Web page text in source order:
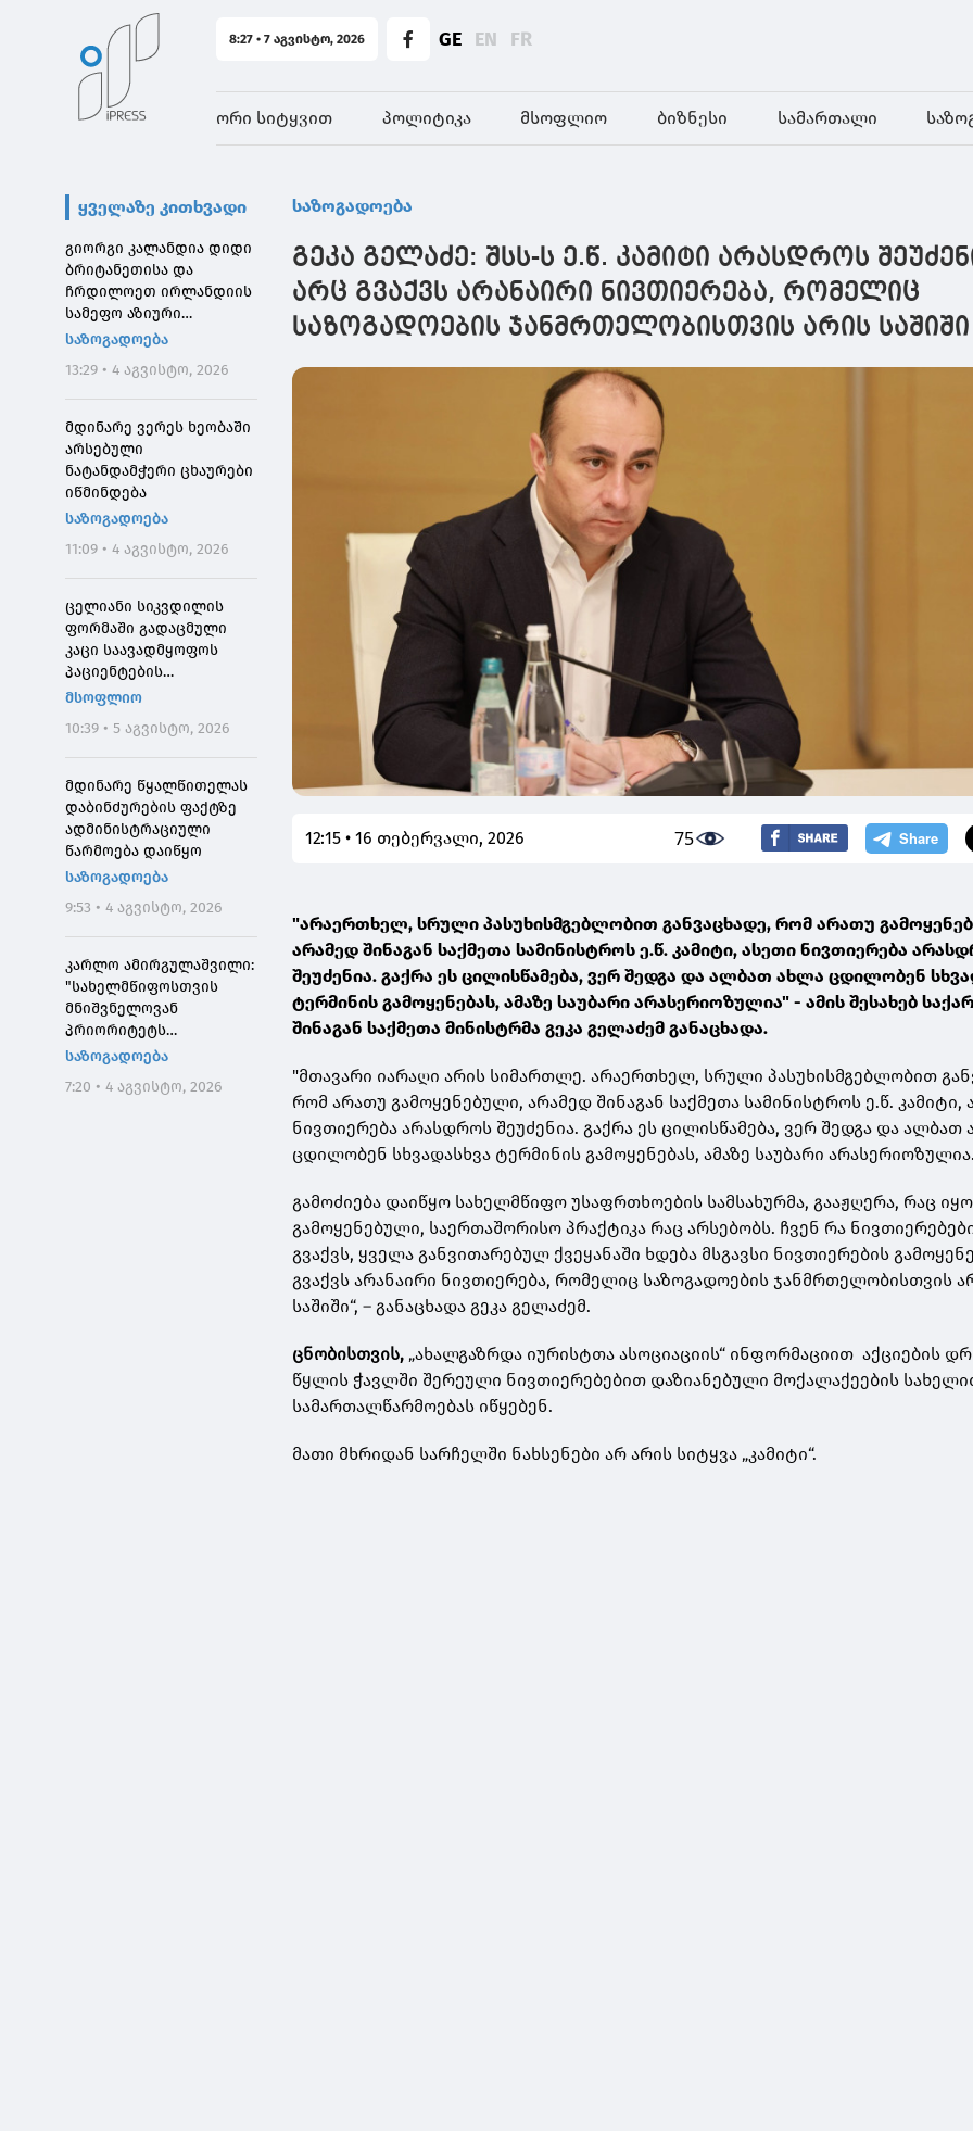
8:27 • 7 აგვისტო, 2026 GE EN FR
ორი სიტყვით პოლიტიკა მსოფლიო ბიზნესი სამართალი
ყველაზე კითხვადი
გიორგი კალანდია დიდი
ბრიტანეთისა და
ჩრდილოეთ ირლანდიის
სამეფო აზიური
საზოგადოების
საზოგადოება
13:29 • 4 აგვისტო, 2026
მდინარე ვერეს ხეობაში
არსებული
ნატანდამჭერი ცხაურები
იწმინდება
საზოგადოება
11:09 • 4 აგვისტო, 2026
ცელიანი სიკვდილის
ფორმაში გადაცმული
კაცი საავადმყოფოს
პაციენტების
შეშინებისთვის
მსოფლიო
10:39 • 5 აგვისტო, 2026
მდინარე წყალწითელას
დაბინძურების ფაქტზე
ადმინისტრაციული
წარმოება დაიწყო
საზოგადოება
9:53 • 4 აგვისტო, 2026
კარლო ამირგულაშვილი:
"სახელმწიფოსთვის
მნიშვნელოვან
პრიორიტეტს
საქართველოს ტყეების,
დეგრადირებული
საზოგადოება
7:20 • 4 აგვისტო, 2026
საზოგადოება
გეკა გელაძე: შსს-ს ე.წ. კამიტი არასდროს
არც გვაქვს არანაირი ნივთიერება, რომელიც
საზოგადოების ჯანმრთელობისთვის არის საშიში
12:15 • 16 თებერვალი, 2026 75
"არაერთხელ, სრული პასუხისმგებლობით განვაცხადე, რომ არათუ
არამედ შინაგან საქმეთა სამინისტროს ე.წ. კამიტი, ასეთი ნივთიერება
შეუძენია. გაქრა ეს ცილისწამება, ვერ შედგა და ალბათ ახლა ცდილობენ
ტერმინის გამოყენებას, ამაზე საუბარი არასერიოზულია" - ამის შესახებ
შინაგან საქმეთა მინისტრმა გეკა გელაძემ განაცხადა.
"მთავარი იარაღი არის სიმართლე. არაერთხელ, სრული პასუხისმგებლობით
რომ არათუ გამოყენებული, არამედ შინაგან საქმეთა სამინისტროს ე.წ. კამიტი,
ნივთიერება არასდროს შეუძენია. გაქრა ეს ცილისწამება, ვერ შედგა და ალბათ
ცდილობენ სხვადასხვა ტერმინის გამოყენებას, ამაზე საუბარი არასერიოზულია.
გამოძიება დაიწყო სახელმწიფო უსაფრთხოების სამსახურმა, გააჟღერა, რაც იყო
გამოყენებული, საერთაშორისო პრაქტიკა რაც არსებობს. ჩვენ რა
გვაქვს, ყველა განვითარებულ ქვეყანაში ხდება მსგავსი ნივთიერების
გვაქვს არანაირი ნივთიერება, რომელიც საზოგადოების ჯანმრთელობისთვის
საშიში“, – განაცხადა გეკა გელაძემ.
ცნობისთვის, „ახალგაზრდა იურისტთა ასოციაციის“ ინფორმაციით აქციების
წყლის ჭავლში შერეული ნივთიერებებით დაზიანებული მოქალაქეების
სამართალწარმოებას იწყებენ.
მათი მხრიდან სარჩელში ნახსენები არ არის სიტყვა „კამიტი“.